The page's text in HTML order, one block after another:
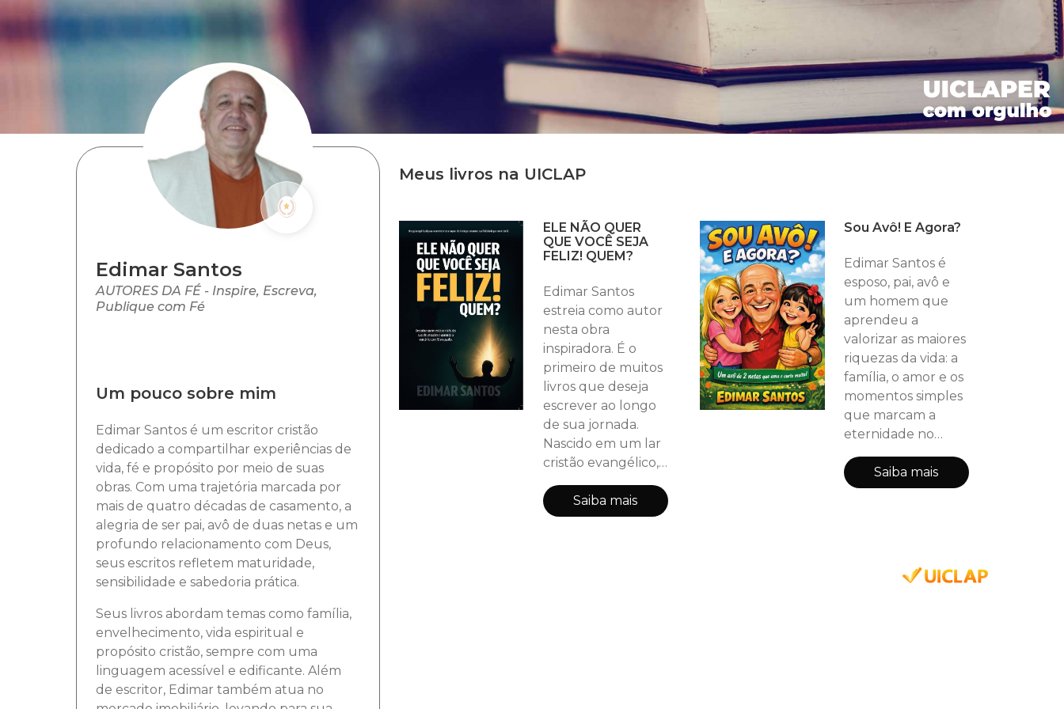
Edimar Santos
AUTORES DA FÉ - Inspire, Escreva,
Publique com Fé
Um pouco sobre mim
Edimar Santos é um escritor cristão
dedicado a compartilhar experiências de
vida, fé e propósito por meio de suas
obras. Com uma trajetória marcada por
mais de quatro décadas de casamento, a
alegria de ser pai, avô de duas netas e um
profundo relacionamento com Deus,
seus escritos refletem maturidade,
sensibilidade e sabedoria prática.
Seus livros abordam temas como família,
envelhecimento, vida espiritual e
propósito cristão, sempre com uma
linguagem acessível e edificante. Além
de escritor, Edimar também atua no
Meus livros na UICLAP
ELE NÃO QUER
QUE VOCÊ SEJA
FELIZ! QUEM?
Edimar Santos
estreia como autor
nesta obra
inspiradora. É o
primeiro de muitos
livros que deseja
escrever ao longo
de sua jornada.
Nascido em um lar
cristão evangélico,
estudou Teologia
para entender
melhor a palavra
Saiba mais
Sou Avô! E Agora?
Edimar Santos é
esposo, pai, avô e
um homem que
aprendeu a
valorizar as maiores
riquezas da vida: a
família, o amor e os
momentos simples
que marcam a
eternidade no
coração. Com mais
de 45 anos de
casamento, duas
filhos e duas netas
Saiba mais